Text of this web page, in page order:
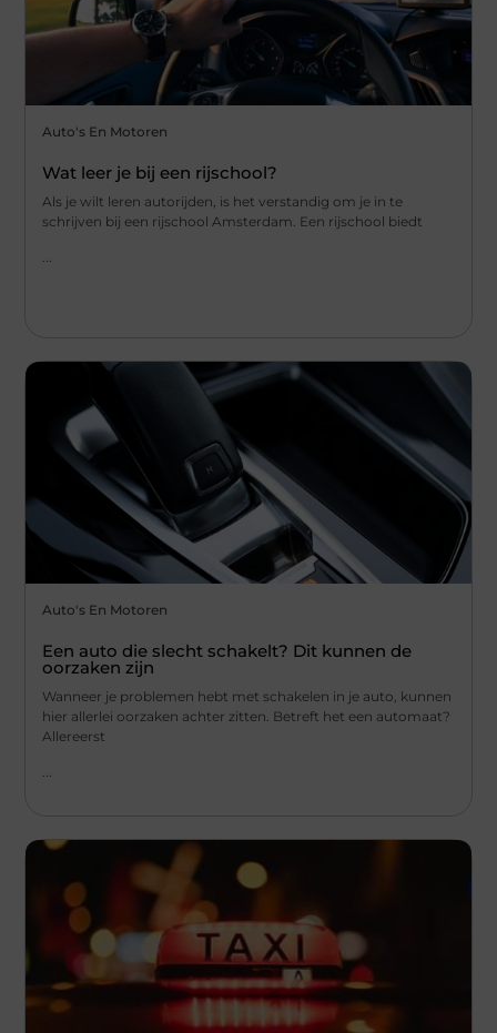
Auto's En Motoren
Wat leer je bij een rijschool?
Als je wilt leren autorijden, is het verstandig om je in te
schrijven bij een rijschool Amsterdam. Een rijschool biedt
Auto's En Motoren
Een auto die slecht schakelt? Dit kunnen de
oorzaken zijn
Wanneer je problemen hebt met schakelen in je auto, kunnen
hier allerlei oorzaken achter zitten. Betreft het een automaat?
Allereerst
...